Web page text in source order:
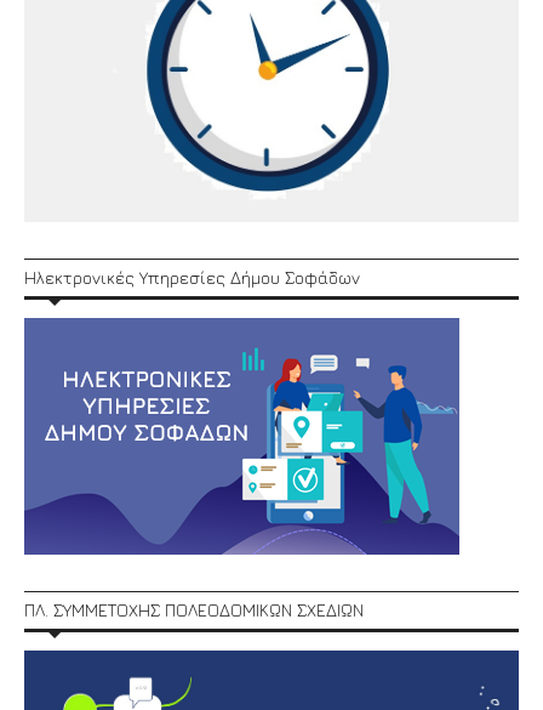
Ηλεκτρονικές Υπηρεσίες Δήμου Σοφάδων
ΠΛ. ΣΥΜΜΕΤΟΧΗΣ ΠΟΛΕΟΔΟΜΙΚΩΝ ΣΧΕΔΙΩΝ